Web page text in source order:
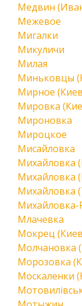
Медвин
Межевое
Мигалки
Микуличи
Милая
Миньковцы
Мирное
Мировка
Мироновка
Мироцкое
Мисайловка
Михайловка
Михайловка
Михайловка
Михайловка-
Млачевка
Мокрец
Молчановка
Морозовка
Москаленки